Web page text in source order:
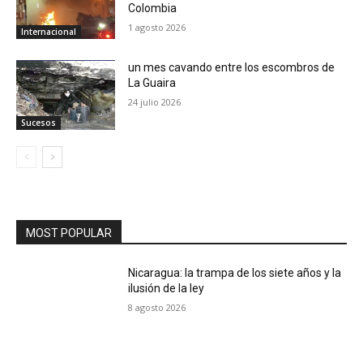
Internacional
Colombia
1 agosto 2026
Sucesos
un mes cavando entre los escombros de
La Guaira
24 julio 2026
MOST POPULAR
Nicaragua: la trampa de los siete años y la
ilusión de la ley
8 agosto 2026